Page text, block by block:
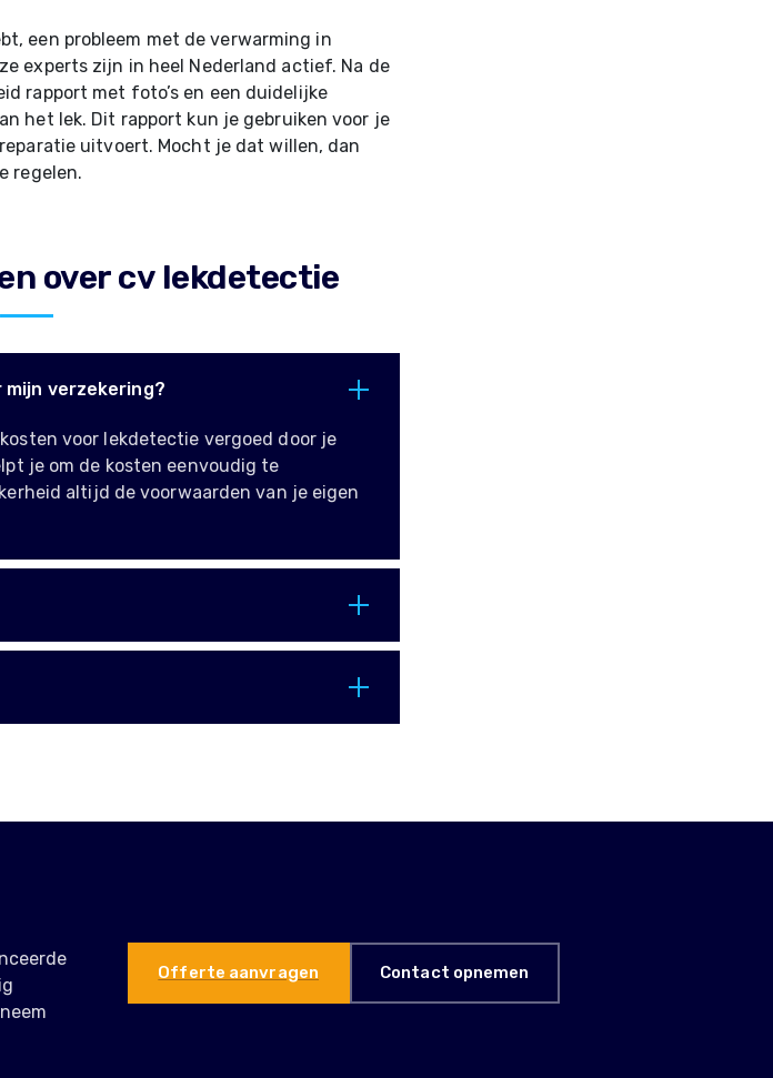
een probleem met de verwarming in
experts zijn in heel Nederland actief. Na de
rapport met foto’s en een duidelijke
het lek. Dit rapport kun je gebruiken voor je
uitvoert. Mocht je dat willen, dan
regelen.
over cv lekdetectie
mijn verzekering?
voor lekdetectie vergoed door je
je om de kosten eenvoudig te
altijd de voorwaarden van je eigen
Offerte aanvragen Contact opnemen